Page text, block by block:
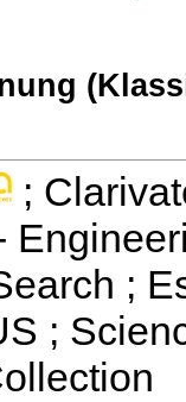
;
;
;